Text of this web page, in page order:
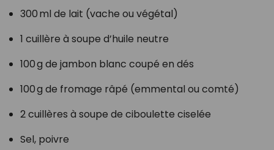
300 ml de lait (vache ou végétal)
1 cuillère à soupe d’huile neutre
100 g de jambon blanc coupé en dés
100 g de fromage râpé (emmental ou comté)
2 cuillères à soupe de ciboulette ciselée
Sel, poivre